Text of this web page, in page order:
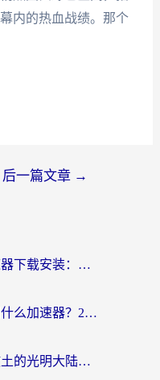
内的热血战绩。那个
后一篇文章 →
海外崩坏：星穹铁道加速器下载安装：一份给游子的终极网络指南
境外玩航海王热血航线用什么加速器？2026海外玩家实测最优方案（附欧洲问道堡垒前线加速技巧）
在异国他乡，寻找连接故土的光明大陆免费加速器